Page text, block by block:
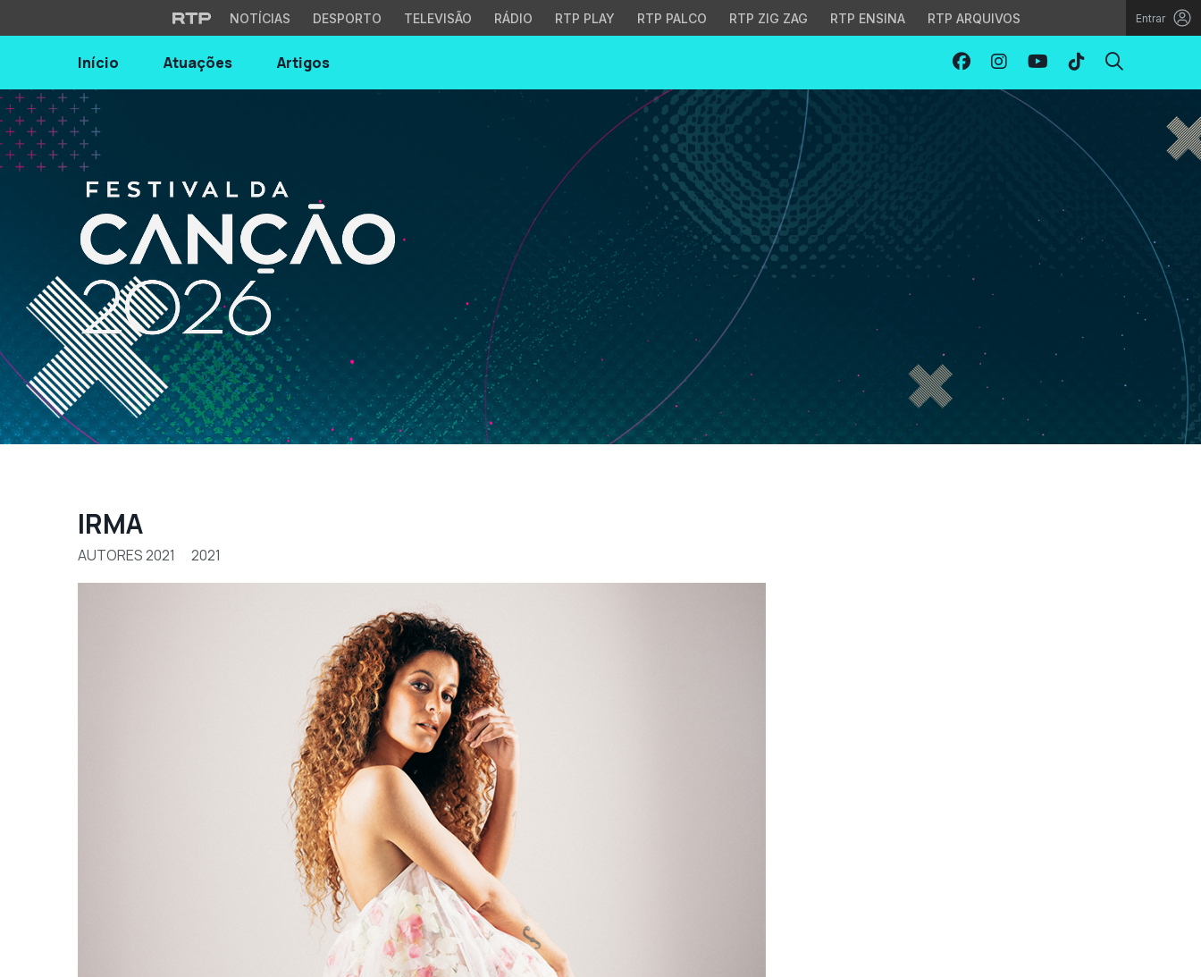
NOTÍCIAS DESPORTO TELEVISÃO RÁDIO RTP PLAY RTP PALCO RTP ZIG ZAG RTP ENSINA RTP ARQUIVOS Entrar
Início Atuações Artigos
IRMA
AUTORES 2021 2021